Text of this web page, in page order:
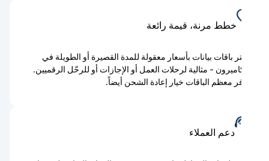
خطط مرنة، قيمة رائعة
باقات بيانات بأسعار معقولة للمدة القصيرة أو الطويلة في
- مثالية لرحلات العمل أو الإجازات أو للرحّل الرقميين.
معظم الباقات خيار إعادة الشحن أيضاً.
دعم العملاء